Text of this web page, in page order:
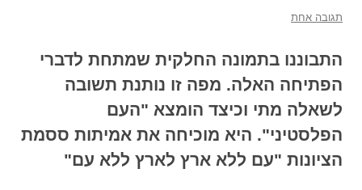
תגובה אחת
התבוננו בתמונה החלקית שמתחת לדברי
הפתיחה האלה. מפה זו נותנת תשובה
לשאלה מתי וכיצד הומצא "העם
הפלסטיני". היא מוכיחה את אמיתות ססמת
הציונות "עם ללא ארץ לארץ ללא עם"